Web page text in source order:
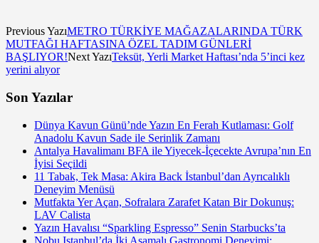
Previous YazıMETRO TÜRKİYE MAĞAZALARINDA TÜRK
MUTFAĞI HAFTASINA ÖZEL TADIM GÜNLERİ
BAŞLIYOR!Next YazıTeksüt, Yerli Market Haftası’nda 5’inci kez
yerini alıyor
Son Yazılar
Dünya Kavun Günü’nde Yazın En Ferah Kutlaması: Golf
Anadolu Kavun Sade ile Serinlik Zamanı
Antalya Havalimanı BFA ile Yiyecek-İçecekte Avrupa’nın En
İyisi Seçildi
11 Tabak, Tek Masa: Akira Back İstanbul’dan Ayrıcalıklı
Deneyim Menüsü
Mutfakta Yer Açan, Sofralara Zarafet Katan Bir Dokunuş:
LAV Calista
Yazın Havalısı “Sparkling Espresso” Senin Starbucks’ta
Nobu Istanbul’da İki Aşamalı Gastronomi Deneyimi: